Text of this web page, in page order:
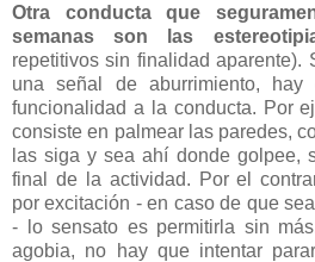
Otra conducta que
semanas son las
repetitivos sin finalidad aparente).
una señal de aburrimiento,
funcionalidad a la conducta. Por
consiste en palmear las paredes,
las siga y sea ahí donde golpee,
final de la actividad. Por el
por excitación - en caso de que
- lo sensato es permitirla sin
agobia, no hay que intentar